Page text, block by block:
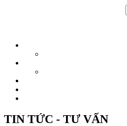
TIN TỨC - TƯ VẤN